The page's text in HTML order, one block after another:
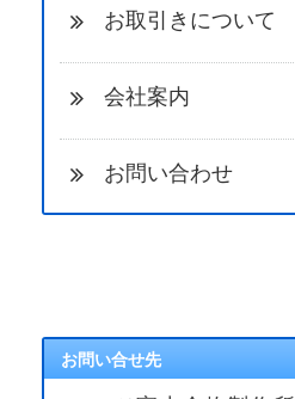
お取引きについて
会社案内
お問い合わせ
お問い合せ先